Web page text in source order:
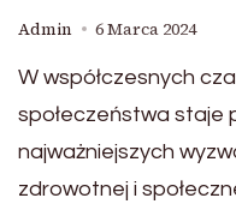
Admin 6 Marca 2024
W współczesnych
społeczeństwa staje
najważniejszych
zdrowotnej i